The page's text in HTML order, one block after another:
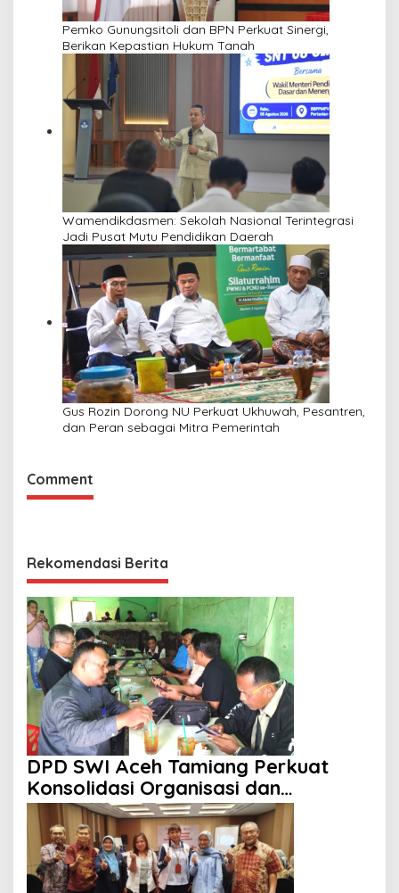
Pemko Gunungsitoli dan BPN Perkuat Sinergi,
Berikan Kepastian Hukum Tanah
Wamendikdasmen: Sekolah Nasional Terintegrasi
Jadi Pusat Mutu Pendidikan Daerah
Gus Rozin Dorong NU Perkuat Ukhuwah, Pesantren,
dan Peran sebagai Mitra Pemerintah
Comment
Rekomendasi Berita
DPD SWI Aceh Tamiang Perkuat
Konsolidasi Organisasi dan
Kemitraan